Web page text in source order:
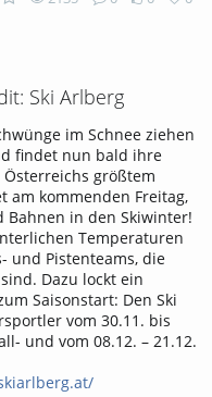
Ski Arlberg
im Schnee ziehen
findet nun bald ihre
größtem
am kommenden Freitag,
Bahnen in den Skiwinter!
Temperaturen
und Pistenteams, die
Dazu lockt ein
Saisonstart: Den Ski
vom 30.11. bis
und vom 08.12. – 21.12.